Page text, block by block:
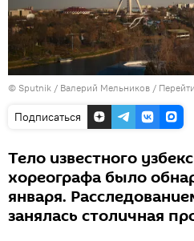
© Sputnik / Валерий Мельников /
Подписаться
Тело известного
хореографа было
января.
занялась столичная